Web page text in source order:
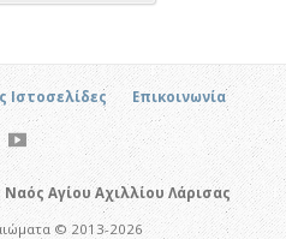
Ιστοσελίδες Επικοινωνία
Αγίου Αχιλλίου Λάρισας
© 2013-2026